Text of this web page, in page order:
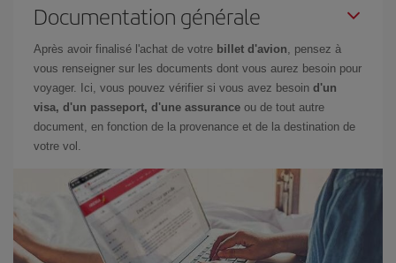
Documentation générale
Après avoir finalisé l'achat de votre billet d'avion, pensez à
vous renseigner sur les documents dont vous aurez besoin pour
voyager. Ici, vous pouvez vérifier si vous avez besoin d'un
visa, d'un passeport, d'une assurance ou de tout autre
document, en fonction de la provenance et de la destination de
votre vol.